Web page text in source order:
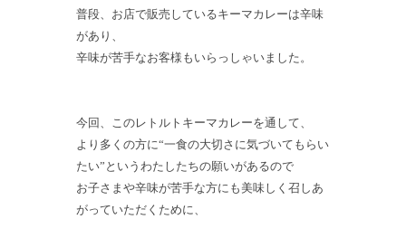
普段、お店で販売しているキーマカレーは辛味
があり、
辛味が苦手なお客様もいらっしゃいました。
今回、このレトルトキーマカレーを通して、
より多くの方に“一食の大切さに気づいてもらい
たい”というわたしたちの願いがあるので
お子さまや辛味が苦手な方にも美味しく召しあ
がっていただくために、